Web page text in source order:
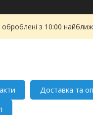
з 10:00
Доставка та